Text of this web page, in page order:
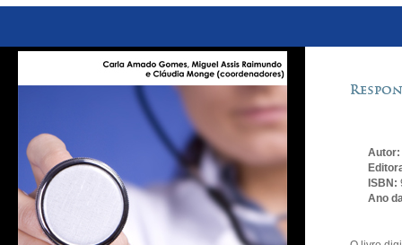
ISBN:
Ano